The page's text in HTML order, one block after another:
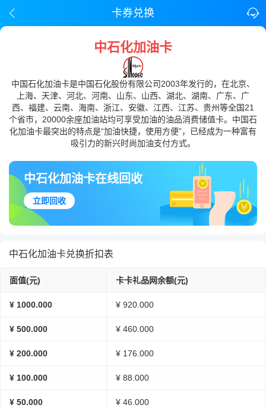
卡券兑换
中石化加油卡
中国石化加油卡是中国石化股份有限公司2003年发行的，在北京、
上海、天津、河北、河南、山东、山西、湖北、湖南、广东、广
西、福建、云南、海南、浙江、安徽、江西、江苏、贵州等全国21
个省市，20000余座加油站均可享受加油的油品消费储值卡。中国石
化加油卡最突出的特点是“加油快捷，使用方便”，已经成为一种富有
吸引力的新兴时尚加油支付方式。
中石化加油卡在线回收
立即回收
中石化加油卡兑换折扣表
面值(元) 卡卡礼品网余额(元)
¥ 1000.000 ¥ 920.000
¥ 500.000 ¥ 460.000
¥ 200.000 ¥ 176.000
¥ 100.000 ¥ 88.000
¥ 50.000 ¥ 46.000